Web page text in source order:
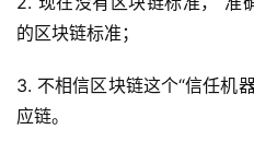
的区块链标准；
3. 不相信区块链这个“信任机
应链。